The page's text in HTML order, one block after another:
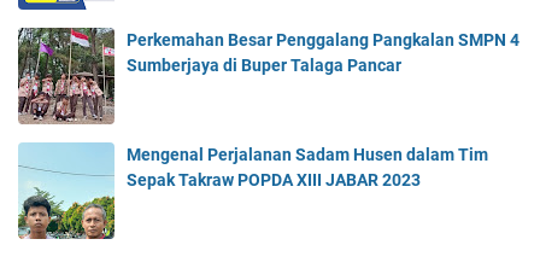
Perkemahan Besar Penggalang Pangkalan SMPN 4
Sumberjaya di Buper Talaga Pancar
Mengenal Perjalanan Sadam Husen dalam Tim
Sepak Takraw POPDA XIII JABAR 2023